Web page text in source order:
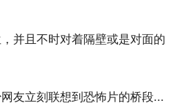
并且不时对着隔壁或是对面的
友立刻联想到恐怖片的桥段...